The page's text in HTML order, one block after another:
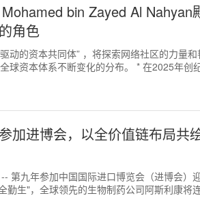
bin Zayed Al
角色
动的资本共同体” ，将探索网络社区的力量
球资本体系不断变化的分布。 * 在2025年创
加进博会，以全价值链布局共
第九年参加中国国际进口博览会（进博会）
勤生"，全球领先的生物制药公司阿斯利康将